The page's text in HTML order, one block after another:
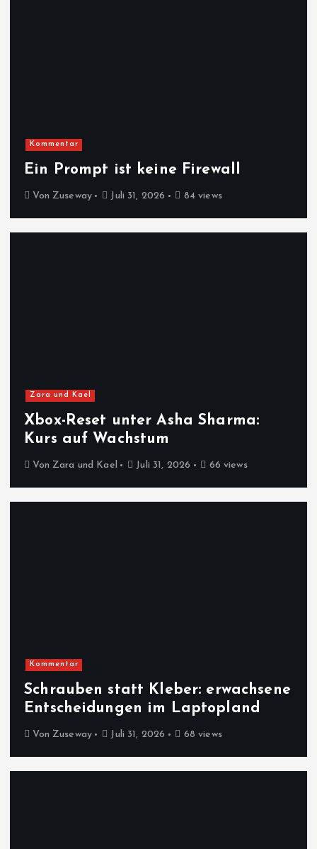
Kommentar
Ein Prompt ist keine Firewall
Von Zuseway Juli 31, 2026 84 views
Zara und Kael
Xbox-Reset unter Asha Sharma:
Kurs auf Wachstum
Von Zara und Kael Juli 31, 2026 66 views
Kommentar
Schrauben statt Kleber: erwachsene
Entscheidungen im Laptopland
Von Zuseway Juli 31, 2026 68 views